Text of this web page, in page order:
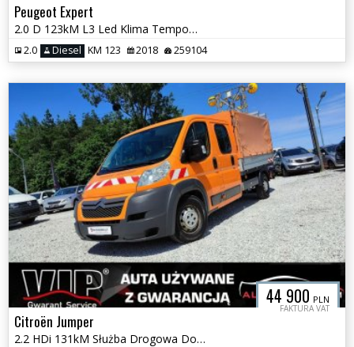
Peugeot Expert
2.0 D 123kM L3 Led Klima Tempomat Hak Serwis Long GWARANCJA
2.0 Diesel KM 123 2018 259104
44 900 PLN
FAKTURA VAT
Citroën Jumper
2.2 HDi 131kM Służba Drogowa Doka 7osób Maxi Koła 16 Hak-3000kg Fv Vat